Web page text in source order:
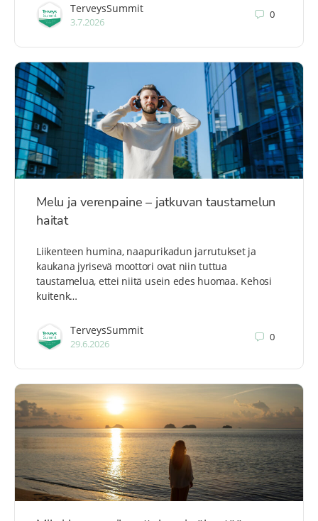
TerveysSummit
3.7.2026
0
Melu ja verenpaine – jatkuvan taustamelun
haitat
Liikenteen humina, naapurikadun jarrutukset ja
kaukana jyrisevä moottori ovat niin tuttua
taustamelua, ettei niitä usein edes huomaa. Kehosi
kuitenk…
TerveysSummit
29.6.2026
0